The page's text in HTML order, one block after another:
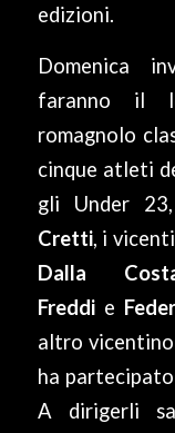
edizioni.
Domenica
faranno il
romagnolo
cinque atleti
gli Under
Cretti, i
Dalla
Freddie
altro
ha
A dirigerli